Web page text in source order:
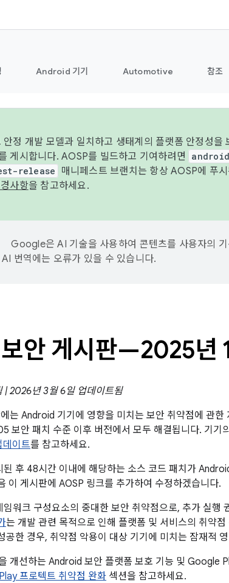
Android 기기 Automotive 참조
정 개발 모델과 일치하고 생태계의 플랫폼 안정성을
게시합니다. AOSP를 빌드하고 기여하려면
release
매니페스트 브랜치는 항상 AOSP에 푸
사항을 참고하세요.
Google은 AI 기술을 사용하여 콘텐츠를 사용자의 기
번역에는 오류가 있을 수 있습니다.
안 게시판—2025년
| 2026년 3월 6일 업데이트됨
는 Android 기기에 영향을 미치는 보안 취약점에 관한
보안 패치 수준 이후 버전에서 모두 해결됩니다. 기기
이트를 참고하세요.
된 후 48시간 이내에 해당하는 소스 코드 패치가
이 게시판에 AOSP 링크를 추가하여 수정하겠습니다.
워크 구성요소의 중대한 보안 취약점으로, 추가 실행
는 개발 관련 목적으로 인해 플랫폼 및 서비스의 취약
공한 경우, 취약점 악용이 대상 기기에 미치는 잠재적
개선하는 Android 보안 플랫폼 보호 기능 및 Google
프로텍트 취약점 완화 섹션을 참고하세요.